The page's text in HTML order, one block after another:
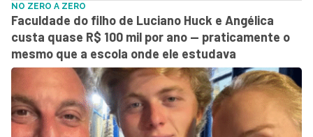
NO ZERO A ZERO
Faculdade do filho de Luciano Huck e Angélica
custa quase R$ 100 mil por ano — praticamente o
mesmo que a escola onde ele estudava